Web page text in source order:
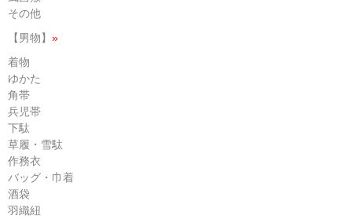
その他
【男物】 »
着物
ゆかた
角帯
兵児帯
下駄
草履・雪駄
作務衣
バッグ・巾着
酒袋
羽織紐